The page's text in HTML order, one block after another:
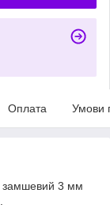
Оплата Умови
замшевий 3 мм